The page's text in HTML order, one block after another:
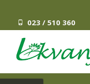
023 / 510 360